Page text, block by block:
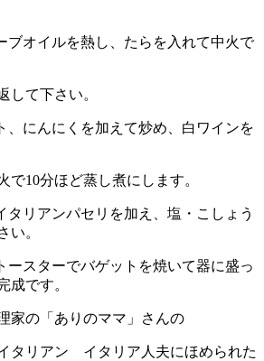
ブオイルを熱し、たらを入れて中火で
して下さい。
、にんにくを加えて炒め、白ワインを
で10分ほど蒸し煮にします。
タリアンパセリを加え、塩・こしょう
い。
ースターでバゲットを焼いて器に盛っ
成です。
家の「ありのママ」さんの
タリアン イタリア人夫にほめられた